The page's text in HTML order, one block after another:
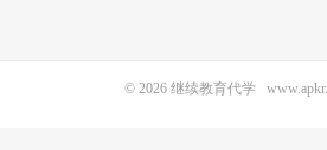
© 2026 继续教育代学